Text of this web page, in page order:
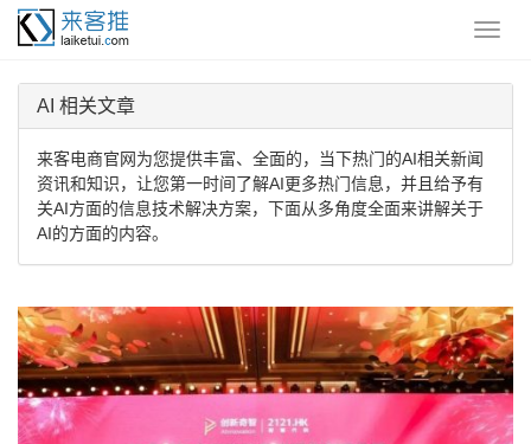
AI 相关文章
来客电商官网为您提供丰富、全面的，当下热门的AI相关新闻
资讯和知识，让您第一时间了解AI更多热门信息，并且给予有
关AI方面的信息技术解决方案，下面从多角度全面来讲解关于
AI的方面的内容。